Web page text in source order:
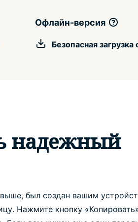
Офлайн-версия
Безопасная
надежный
был создан вашим
Нажмите кнопку